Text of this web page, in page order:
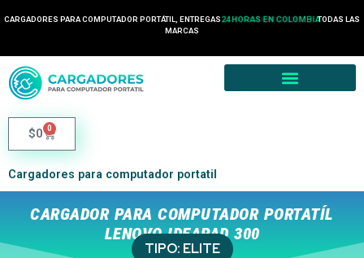
CARGADORES PARA COMPUTADOR PORTÁTIL, ENTREGAS 24 HORAS EN COLOMBIATODAS LAS
MARCAS
$0 0
Cargadores para computador portatil
CARGADOR PARA COMPUTADOR PORTATÍL
LENOVO IDEAPAD 300
TIPO: ELITE